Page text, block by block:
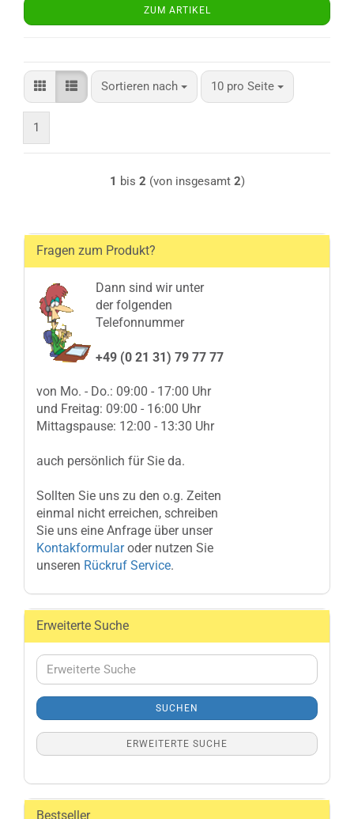
ZUM ARTIKEL
Sortieren nach
Sortieren nach 10 pro Seite
pro Seite
1
1 bis 2 (von insgesamt 2)
Fragen zum Produkt?
Dann sind wir unter
der folgenden
Telefonnummer
+49 (0 21 31) 79 77 77
von Mo. - Do.: 09:00 - 17:00 Uhr
und Freitag: 09:00 - 16:00 Uhr
Mittagspause: 12:00 - 13:30 Uhr
auch persönlich für Sie da.
Sollten Sie uns zu den o.g. Zeiten
einmal nicht erreichen, schreiben
Sie uns eine Anfrage über unser
Kontakformularoder nutzen Sie
unseren Rückruf Service.
Erweiterte Suche
Erweiterte
Suche
SUCHEN
ERWEITERTE SUCHE
Bestseller